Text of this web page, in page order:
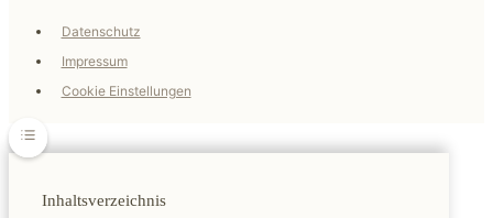
Datenschutz
Impressum
Cookie Einstellungen
Inhaltsverzeichnis